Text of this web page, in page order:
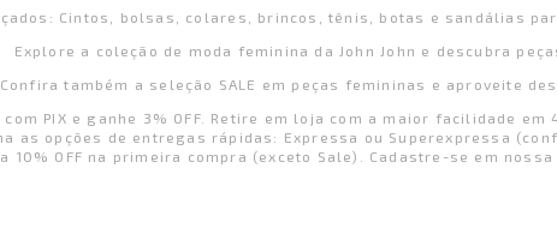
Cintos, bolsas, colares, brincos, tênis, botas e sandálias
Explore a coleção de moda feminina da John John e descubra
Confira também a seleção SALE em peças femininas e aproveite
PIX e ganhe 3% OFF. Retire em loja com a maior facilidade em
as opções de entregas rápidas: Expressa ou Superexpressa
10% OFF na primeira compra (exceto Sale). Cadastre-se em